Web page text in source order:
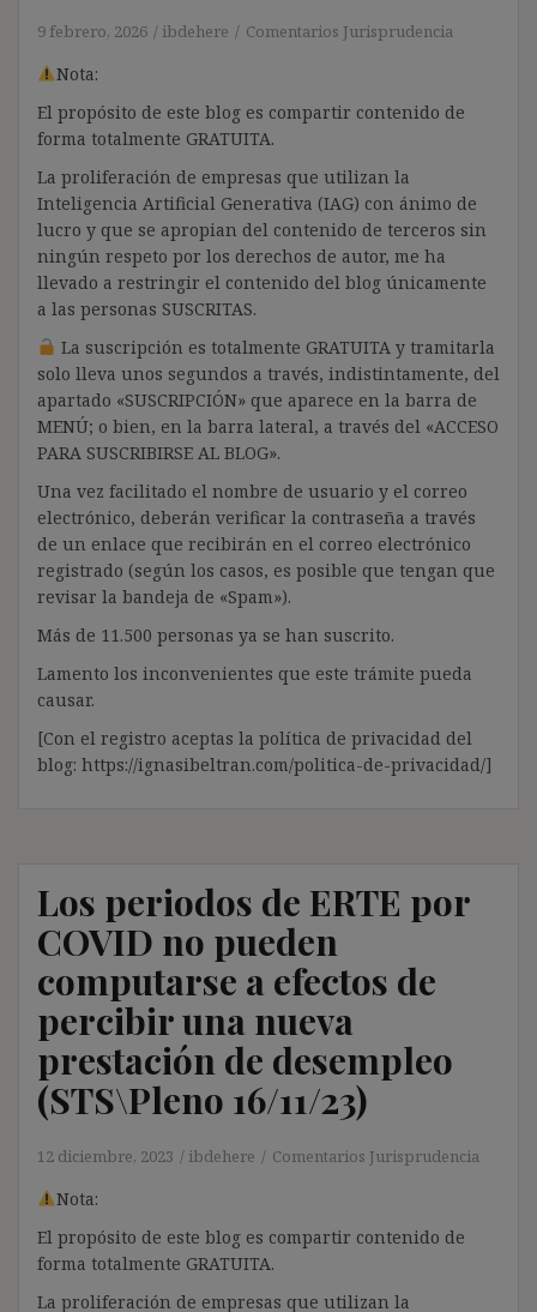
9 febrero, 2026 ibdehere Comentarios Jurisprudencia
Nota:
El propósito de este blog es compartir contenido de
forma totalmente GRATUITA.
La proliferación de empresas que utilizan la
Inteligencia Artificial Generativa (IAG) con ánimo de
lucro y que se apropian del contenido de terceros sin
ningún respeto por los derechos de autor, me ha
llevado a restringir el contenido del blog únicamente
a las personas SUSCRITAS.
La suscripción es totalmente GRATUITA y tramitarla
solo lleva unos segundos a través, indistintamente, del
apartado «SUSCRIPCIÓN» que aparece en la barra de
MENÚ; o bien, en la barra lateral, a través del «ACCESO
PARA SUSCRIBIRSE AL BLOG».
Una vez facilitado el nombre de usuario y el correo
electrónico, deberán verificar la contraseña a través
de un enlace que recibirán en el correo electrónico
registrado (según los casos, es posible que tengan que
revisar la bandeja de «Spam»).
Más de 11.500 personas ya se han suscrito.
Lamento los inconvenientes que este trámite pueda
causar.
[Con el registro aceptas la política de privacidad del
blog: https://ignasibeltran.com/politica-de-privacidad/]
Los periodos de ERTE por
COVID no pueden
computarse a efectos de
percibir una nueva
prestación de desempleo
(STS\Pleno 16/11/23)
12 diciembre, 2023 ibdehere Comentarios Jurisprudencia
Nota:
El propósito de este blog es compartir contenido de
forma totalmente GRATUITA.
La proliferación de empresas que utilizan la